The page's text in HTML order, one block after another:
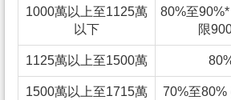
1000萬以上至1125萬
以下
80%至
限
1125萬以上至1500萬
1500萬以上至1715萬
70%至80%